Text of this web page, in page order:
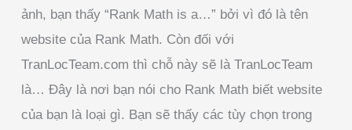
ảnh, bạn thấy “Rank Math is a…” bởi vì đó là tên
website của Rank Math. Còn đối với
TranLocTeam.com thì chỗ này sẽ là TranLocTeam
là… Đây là nơi bạn nói cho Rank Math biết website
của bạn là loại gì. Bạn sẽ thấy các tùy chọn trong